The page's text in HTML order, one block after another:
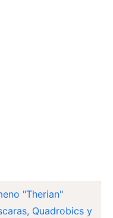
"Therian"
Quadrobics y